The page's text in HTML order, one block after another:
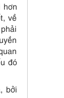
hơn
về
đó
bởi